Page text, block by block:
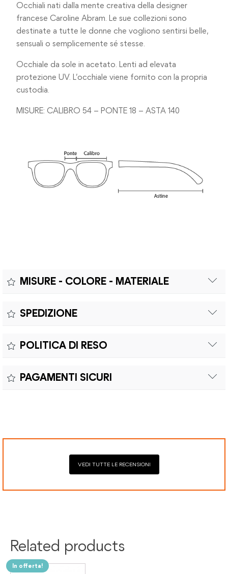
Occhiali nati dalla mente creativa della designer
francese Caroline Abram. Le sue collezioni sono
destinate a tutte le donne che vogliono sentirsi belle,
sensuali o semplicemente sé stesse.
Occhiale da sole in acetato. Lenti ad elevata
protezione UV. L’occhiale viene fornito con la propria
custodia.
MISURE: CALIBRO 54 – PONTE 18 – ASTA 140
MISURE - COLORE - MATERIALE
Colore:
SPEDIZIONE
conforme alle direttive vigenti. La garanzia copre eventuali
sostituzioni senza costi aggiuntivi.
POLITICA DI RESO
spedizione e oneri doganali a carico del cliente.
PAGAMENTI SICURI
VEDI TUTTE LE RECENSIONI
Related products
In offerta!